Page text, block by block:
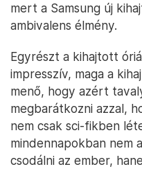
mert a Samsung új
ambivalens élmény.
Egyrészt a kihajtott
impresszív, maga a
menő, hogy azért
megbarátkozni azzal,
nem csak sci-fikben
mindennapokban nem
csodálni az ember,